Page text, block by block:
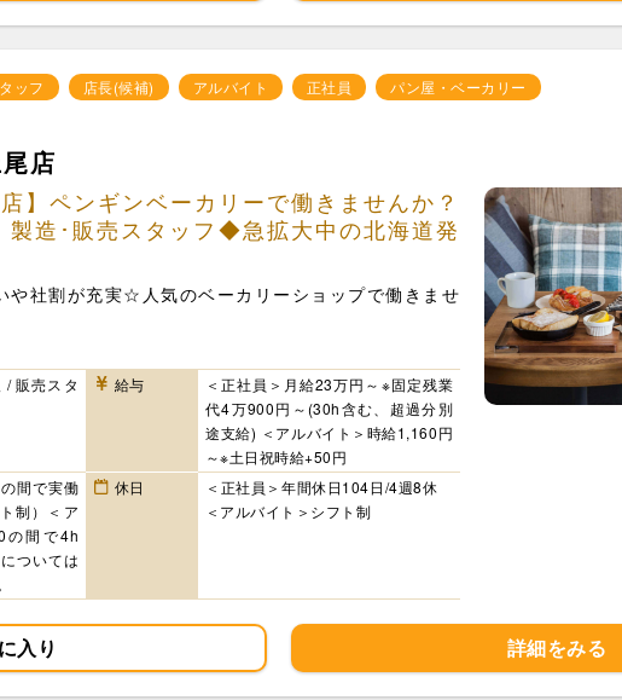
ッフ 店長(候補) アルバイト 正社員
パン屋・ベーカリー
店
】ペンギンベーカリーで働きませんか？
製造･販売スタッフ◆急拡大中の北海道発
や社割が充実☆人気のベーカリーショップで働きませ
/ 販売スタ
給与
＜正社員＞月給23万円～※固定残業
代4万900円～(30h含む、超過分別
途支給) ＜アルバイト＞時給1,160円
～※土日祝時給+50円
間で実働
制）＜ア
の間で4h
ついては
休日
＜正社員＞年間休日104日/4週8休
＜アルバイト＞シフト制
入り 詳細をみる